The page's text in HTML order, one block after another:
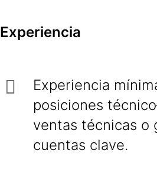
Experiencia
Experiencia
posiciones
ventas técnicas o
cuentas clave.